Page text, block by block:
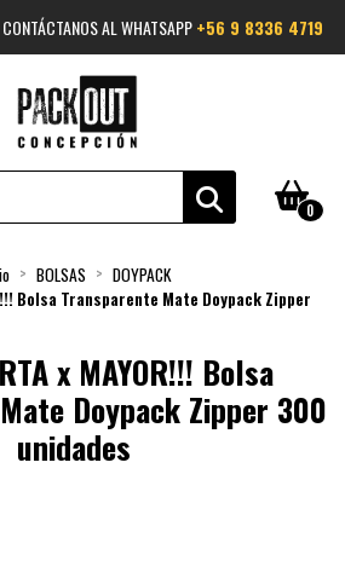
AL WHATSAPP+56 9 8336 4719
0
BOLSAS
DOYPACK
Bolsa Transparente Mate Doypack Zipper
x MAYOR!!! Bolsa
Doypack Zipper 300
unidades